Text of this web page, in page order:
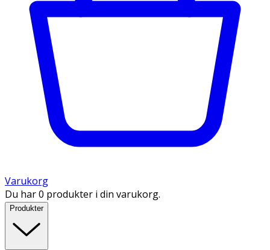
Varukorg
Du har 0 produkter i din varukorg.
Produkter